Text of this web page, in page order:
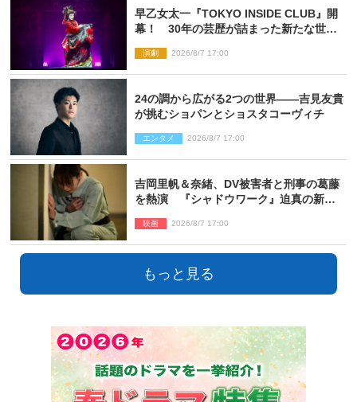
早乙女太一『TOKYO INSIDE CLUB』開
幕！ 30年の芸歴が詰まった新たな世界
演劇 2026/8/7 17:00
24の調から広がる2つの世界――吉見友貴
が挑むショパンとショスタコーヴィチ
エンタメ 2026/8/7 17:00
吉岡里帆＆奈緒、DV被害者と刑事の葛藤
を熱演 『シャドウワーク』迫真の新場
映画 2026/8/7 17:00
もっと見る